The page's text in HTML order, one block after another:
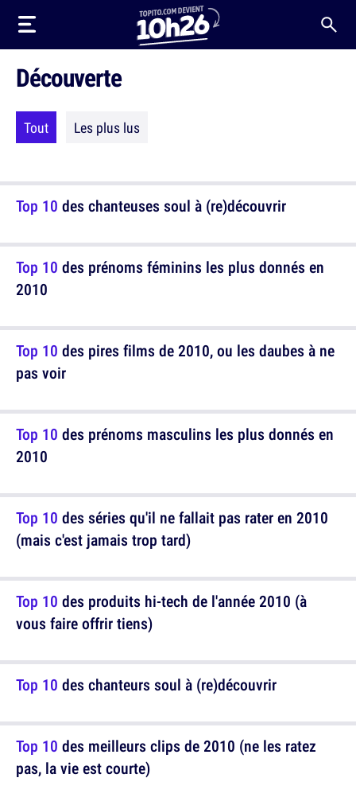
Découverte
Tout Les plus lus
Top 10 des chanteuses soul à (re)découvrir
Top 10 des pires films de 2010, ou les daubes à ne
pas voir
Top 10 des séries qu'il ne fallait pas rater en 2010
(mais c'est jamais trop tard)
Top 10 des chanteurs soul à (re)découvrir
Top 10 des prénoms féminins les plus donnés en
2010
Top 10 des prénoms masculins les plus donnés en
2010
Top 10 des produits hi-tech de l'année 2010 (à
vous faire offrir tiens)
Top 10 des meilleurs clips de 2010 (ne les ratez
pas, la vie est courte)